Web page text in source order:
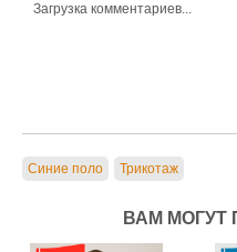
Загрузка комментариев...
Синие поло Трикотаж
ВАМ МОГУТ